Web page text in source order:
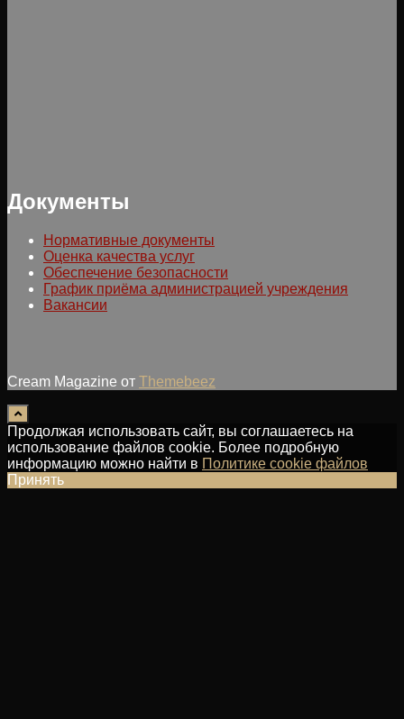
Документы
Нормативные документы
Оценка качества услуг
Обеспечение безопасности
График приёма администрацией учреждения
Вакансии
Cream Magazine от Themebeez
Продолжая использовать сайт, вы соглашаетесь на
использование файлов cookie. Более подробную
информацию можно найти в Политике cookie файлов
Принять